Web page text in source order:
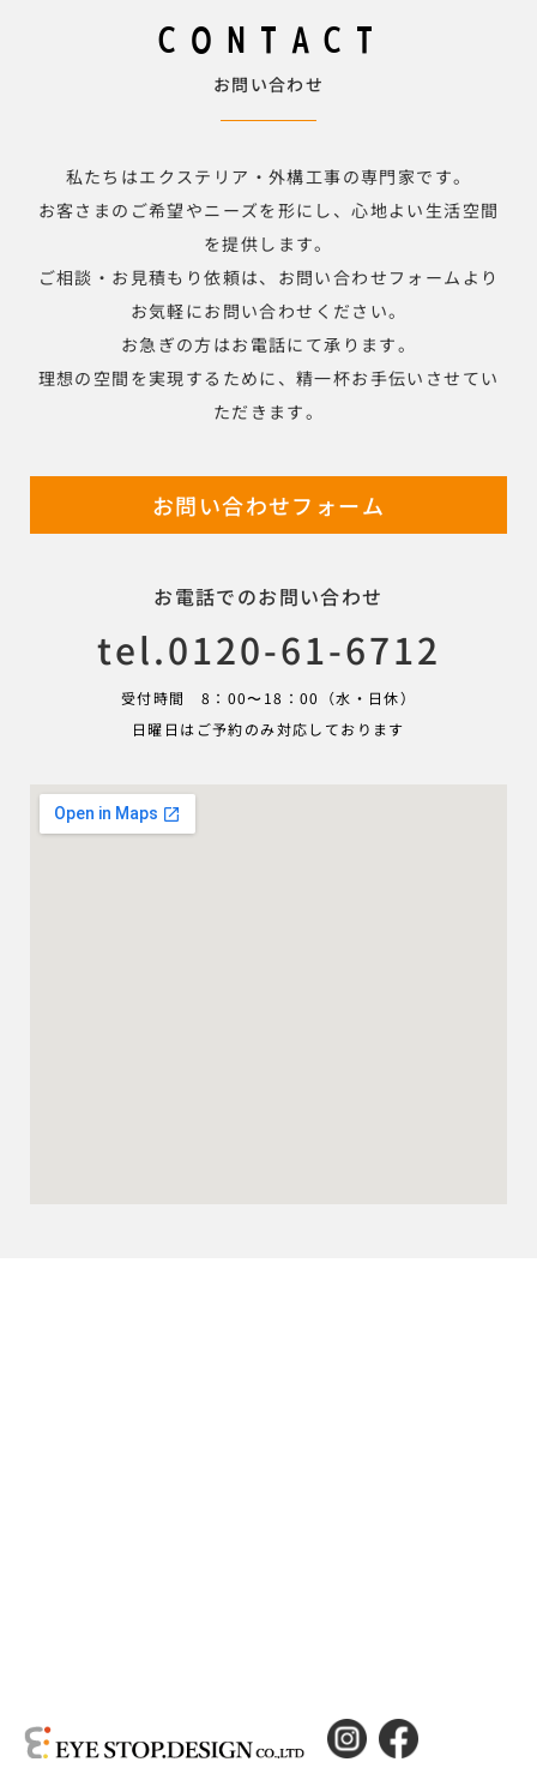
CONTACT
お問い合わせ
私たちはエクステリア・外構工事の専門家です。
お客さまのご希望やニーズを形にし、心地よい生活空間
を提供します。
ご相談・お見積もり依頼は、お問い合わせフォームより
お気軽にお問い合わせください。
お急ぎの方はお電話にて承ります。
理想の空間を実現するために、精一杯お手伝いさせてい
ただきます。
お問い合わせフォーム
お電話でのお問い合わせ
tel.0120-61-6712
受付時間 8：00〜18：00（水・日休）
日曜日はご予約のみ対応しております